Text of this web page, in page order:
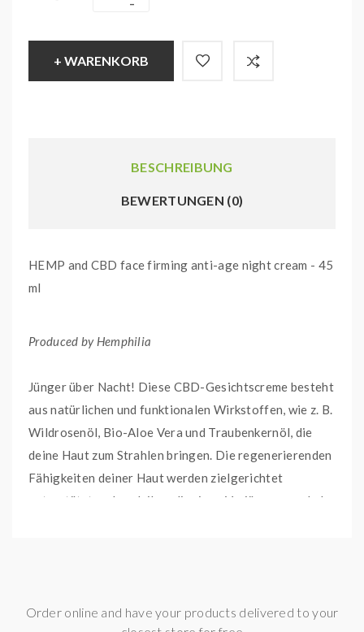
+ WARENKORB
BESCHREIBUNG
BEWERTUNGEN (0)
HEMP and CBD face firming anti-age night cream - 45
ml
Produced by Hemphilia
Jünger über Nacht! Diese CBD-Gesichtscreme besteht
aus natürlichen und funktionalen Wirkstoffen, wie z. B.
Wildrosenöl, Bio-Aloe Vera und Traubenkernöl, die
deine Haut zum Strahlen bringen. Die regenerierenden
Fähigkeiten deiner Haut werden zielgerichtet
unterstützt und verleihen dir einen Verjüngungsschub
Die Hemphilia HEMP and CBD face firming anti-age
Order online and have your products delivered to your